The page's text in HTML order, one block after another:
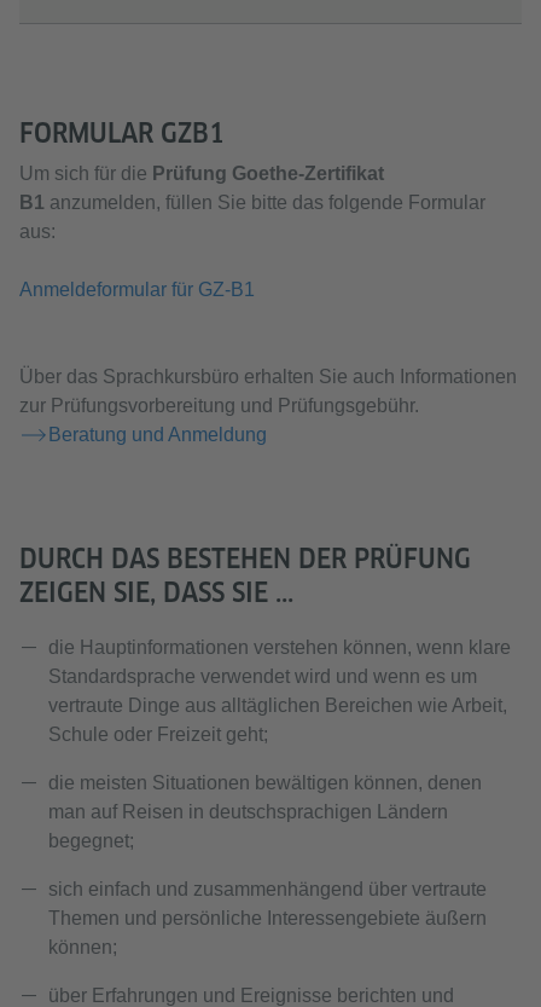
FORMULAR GZB1
Um sich für die Prüfung Goethe-Zertifikat
B1 anzumelden, füllen Sie bitte das folgende Formular
aus:
Anmeldeformular für GZ-B1
Über das Sprachkursbüro erhalten Sie auch Informationen
zur Prüfungsvorbereitung und Prüfungsgebühr.
Beratung und Anmeldung
DURCH DAS BESTEHEN DER PRÜFUNG
ZEIGEN SIE, DASS SIE ...
die Hauptinformationen verstehen können, wenn klare
Standardsprache verwendet wird und wenn es um
vertraute Dinge aus alltäglichen Bereichen wie Arbeit,
Schule oder Freizeit geht;
die meisten Situationen bewältigen können, denen
man auf Reisen in deutschsprachigen Ländern
begegnet;
sich einfach und zusammenhängend über vertraute
Themen und persönliche Interessengebiete äußern
können;
über Erfahrungen und Ereignisse berichten und